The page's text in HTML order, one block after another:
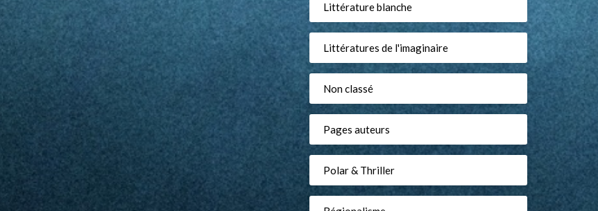
Littérature blanche
Littératures de l'imaginaire
Non classé
Pages auteurs
Polar & Thriller